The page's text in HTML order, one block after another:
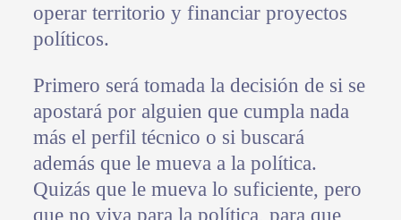
operar territorio y financiar proyectos
políticos.
Primero será tomada la decisión de si se
apostará por alguien que cumpla nada
más el perfil técnico o si buscará
además que le mueva a la política.
Quizás que le mueva lo suficiente, pero
que no viva para la política, para que